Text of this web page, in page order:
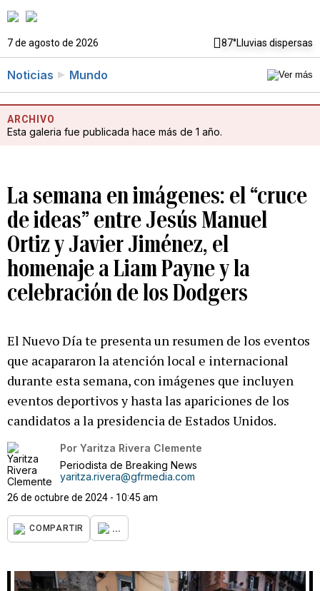
7 de agosto de 2026 87°Lluvias dispersas
Noticias Mundo
ARCHIVO
Esta galeria fue publicada hace más de 1 año.
La semana en imágenes: el “cruce
de ideas” entre Jesús Manuel
Ortiz y Javier Jiménez, el
homenaje a Liam Payne y la
celebración de los Dodgers
El Nuevo Día te presenta un resumen de los eventos
que acapararon la atención local e internacional
durante esta semana, con imágenes que incluyen
eventos deportivos y hasta las apariciones de los
candidatos a la presidencia de Estados Unidos.
Por Yaritza Rivera Clemente
Periodista de Breaking News
yaritza.rivera@gfrmedia.com
26 de octubre de 2024 - 10:45 am
COMPARTIR ...